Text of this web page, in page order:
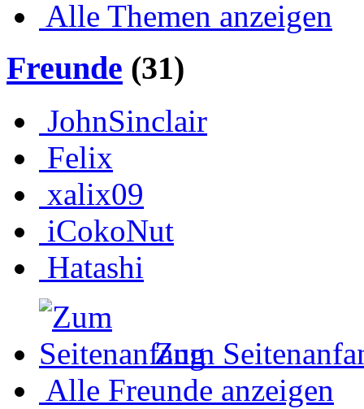
Alle Themen anzeigen
Freunde (31)
JohnSinclair
Felix
xalix09
iCokoNut
Hatashi
Zum
Alle Freunde anzeigen